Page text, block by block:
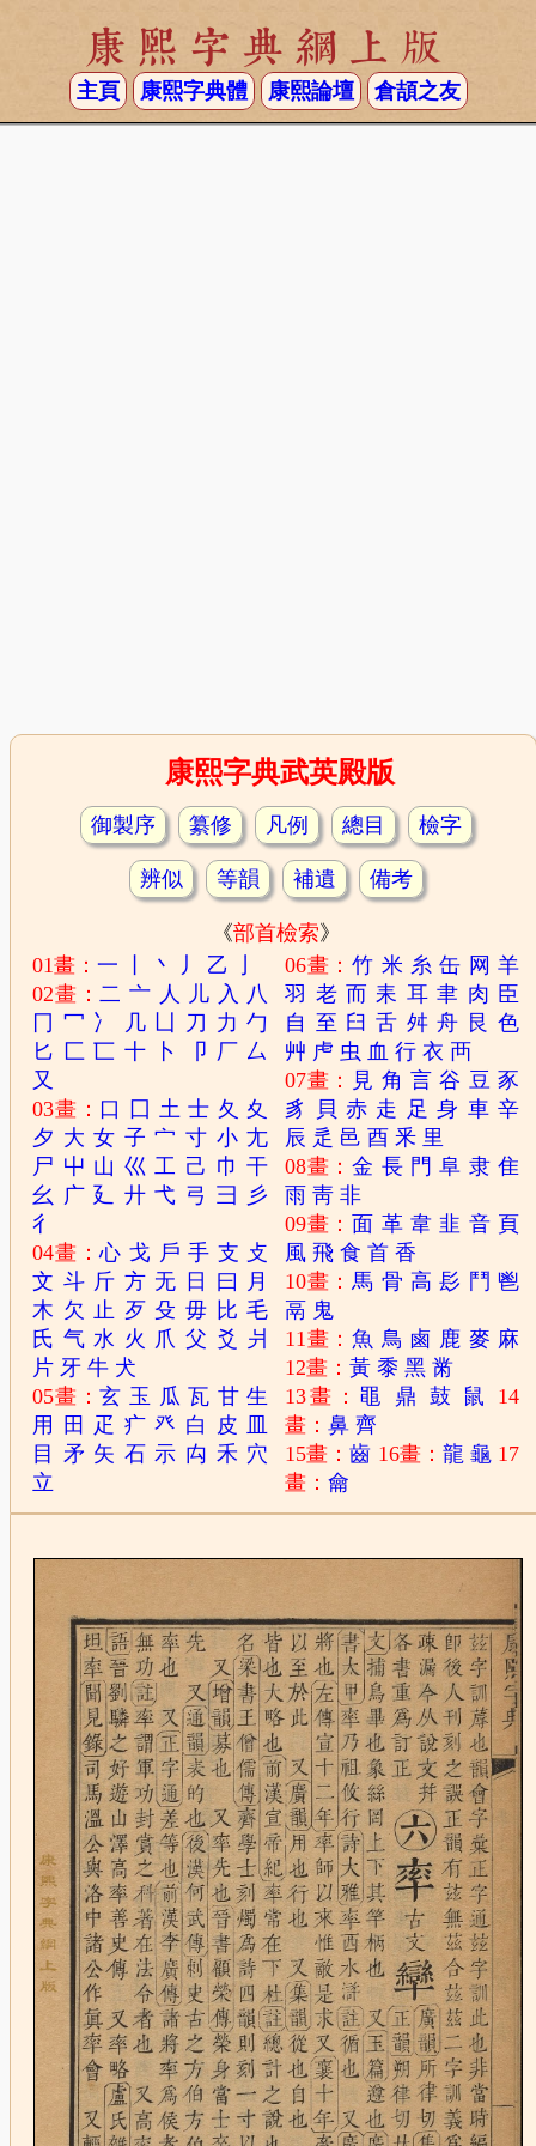
康熙字典網上版
主頁 康熙字典體 康熙論壇 倉頡之友
康熙字典武英殿版
御製序 纂修 凡例 總目 檢字
辨似 等韻 補遺 備考
《部首檢索》
01畫：一 丶 丿 乙
02畫：二 亠 人 儿 入 八
冂 冖 冫 几 凵 刀 力 勹
匕 匚 匸 十 卜 卩 厂 厶
又
03畫： 口 囗 土 士 夂 夊
夕 大 女 子 宀 寸 小 尢
尸 屮 山 巛 工 己 巾 干
幺 广 廴 廾 弋 弓 彐
彡
彳
04畫：心 戈 戶 手 支 攴
文 斗 斤 方 无 日 曰 月
木 欠 止 歹 殳 毋 比 毛
氏 气 水 火 爪 父 爻 爿
片 牙 牛 犬
05畫：玄 玉 瓜 瓦 甘 生
用
田 疋 疒 癶 白 皮
目
矛 矢 石 示 禸 禾 穴
立
06畫：竹 米 糸 缶 网 羊
羽 老 而 耒 耳 聿 肉 臣
自 至 臼 舌 舛 舟 艮 色
艸 虍 虫 血 行 衣 襾
07畫： 見 角 言 谷 豆 豕
豸
貝 赤 走 足 身 車 辛
辰 辵 邑 酉 釆 里
08畫：金 長 門 阜 隶 隹
雨 靑 非
09畫： 面 革 韋 韭 音 頁
風 飛 食 首 香
10畫：馬 骨 高 髟 鬥 鬯
鬲 鬼
11畫：魚 鳥 鹵 鹿 麥 麻
12畫：黃 黍 黑 黹
13畫： 黽 鼎 鼓 鼠
14
畫：鼻 齊
15畫：齒 16畫： 龍 龜 17
畫：龠